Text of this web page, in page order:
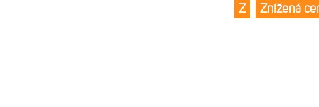
Z
Znížená